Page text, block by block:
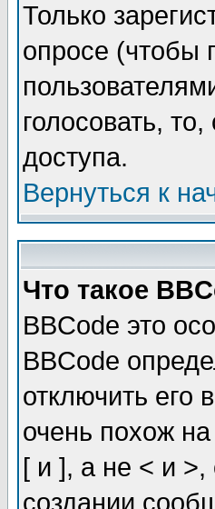
Только
опросе (чтобы
голосовать,
доступа.
Вернуться к
Что такое
BBCode это
BBCode
отключить
очень похож
[ и ], а не < и
создании